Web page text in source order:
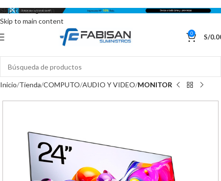
Skip to navigation
Skip to main content
0 S/
Inicio Tienda COMPUTO AUDIO Y VIDEO MONITOR